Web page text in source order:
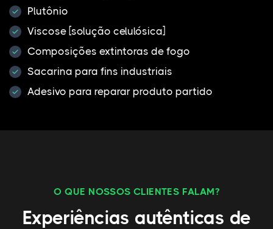
Plutônio
Viscose [solução celulósica]
Composições extintoras de fogo
Sacarina para fins industriais
Adesivo para reparar produto partido
O QUE NOSSOS CLIENTES FALAM?
Experiências autênticas de